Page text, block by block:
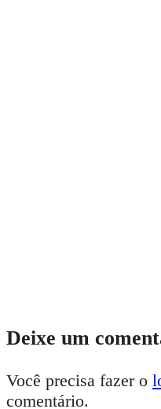
Deixe um
Você precisa fazer o
comentário.